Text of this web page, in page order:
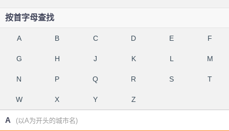
按首字母查找
A B C D E F
G H J K L M
N P Q R S T
W X Y Z
A (以A为开头的城市名)